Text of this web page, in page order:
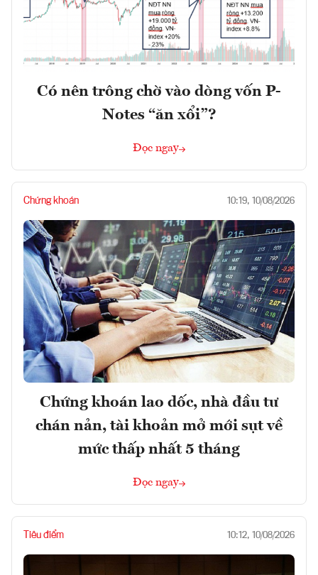
Có nên trông chờ vào dòng vốn P-
Notes “ăn xổi”?
Đọc ngay
Chứng khoán 10:19, 10/08/2026
Chứng khoán lao dốc, nhà đầu tư
chán nản, tài khoản mở mới sụt về
mức thấp nhất 5 tháng
Đọc ngay
Tiêu điểm 10:12, 10/08/2026